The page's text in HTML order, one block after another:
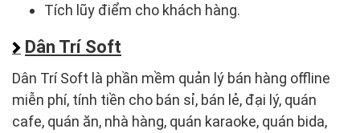
Tích lũy điểm cho khách hàng.
Dân Trí Soft
Dân Trí Soft là phần mềm quản lý bán hàng offline
miễn phí, tính tiền cho bán sỉ, bán lẻ, đại lý, quán
cafe, quán ăn, nhà hàng, quán karaoke, quán bida,